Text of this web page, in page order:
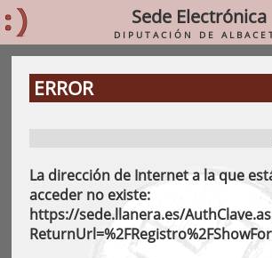
Sede Electrónica
DIPUTACIÓN DE
ERROR
La dirección de Internet a la que
acceder no existe:
https://sede.llanera.es/